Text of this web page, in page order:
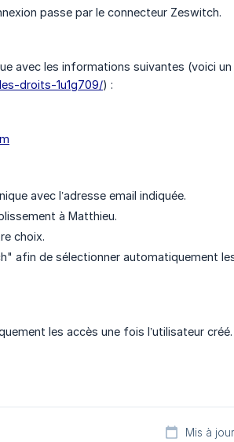
passe par le connecteur Zeswitch.
avec les informations suivantes (voici
droits-1u1g709/) :
avec l’adresse email indiquée.
à Matthieu.
choix.
afin de sélectionner automatiquement
les accès une fois l’utilisateur créé.
Mis à